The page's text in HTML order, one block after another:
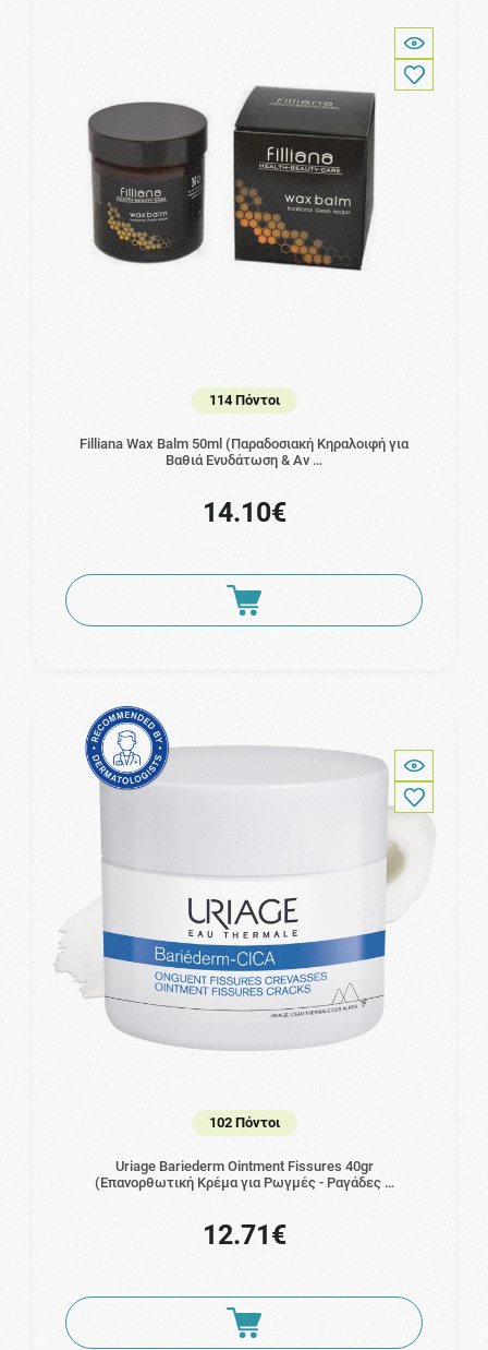
114 Πόντοι
Filliana Wax Balm 50ml (Παραδοσιακή Κηραλοιφή για
Βαθιά Ενυδάτωση & Αν …
14.10€
102 Πόντοι
Uriage Bariederm Ointment Fissures 40gr
(Επανορθωτική Κρέμα για Ρωγμές - Ραγάδες …
12.71€